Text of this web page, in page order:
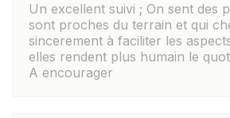
Un excellent suivi ; On sent des
sont proches du terrain et qui
sincerement à faciliter les
elles rendent plus humain le
A encourager